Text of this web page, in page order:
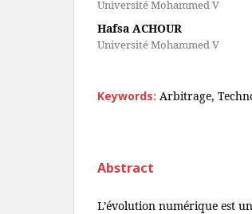
Université Mohammed V
Hafsa ACHOUR
Université Mohammed V
Keywords: Arbitrage,
Abstract
L’évolution numérique est